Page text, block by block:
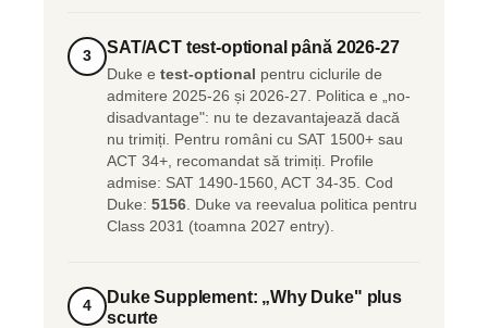
3 SAT/ACT test-optional până 2026-27
Duke e test-optional pentru ciclurile de
admitere 2025-26 și 2026-27. Politica e „no-
disadvantage": nu te dezavantajează dacă
nu trimiți. Pentru români cu SAT 1500+ sau
ACT 34+, recomandat să trimiți. Profile
admise: SAT 1490-1560, ACT 34-35. Cod
Duke: 5156 . Duke va reevalua politica pentru
Class 2031 (toamna 2027 entry).
4
Duke Supplement: „Why Duke" plus
scurte